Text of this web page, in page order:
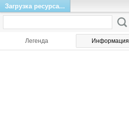
Загрузка ресурса...
Легенда Информация